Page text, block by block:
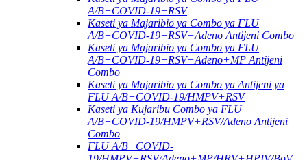
A/B+COVID-19+RSV
Kaseti ya Majaribio ya Combo ya FLU
A/B+COVID-19+RSV+Adeno Antijeni Combo
Kaseti ya Majaribio ya Combo ya FLU
A/B+COVID-19+RSV+Adeno+MP Antijeni
Combo
Kaseti ya Majaribio ya Combo ya Antijeni ya
FLU A/B+COVID-19/HMPV+RSV
Kaseti ya Kujaribu Combo ya FLU
A/B+COVID-19/HMPV+RSV/Adeno Antijeni
Combo
FLU A/B+COVID-